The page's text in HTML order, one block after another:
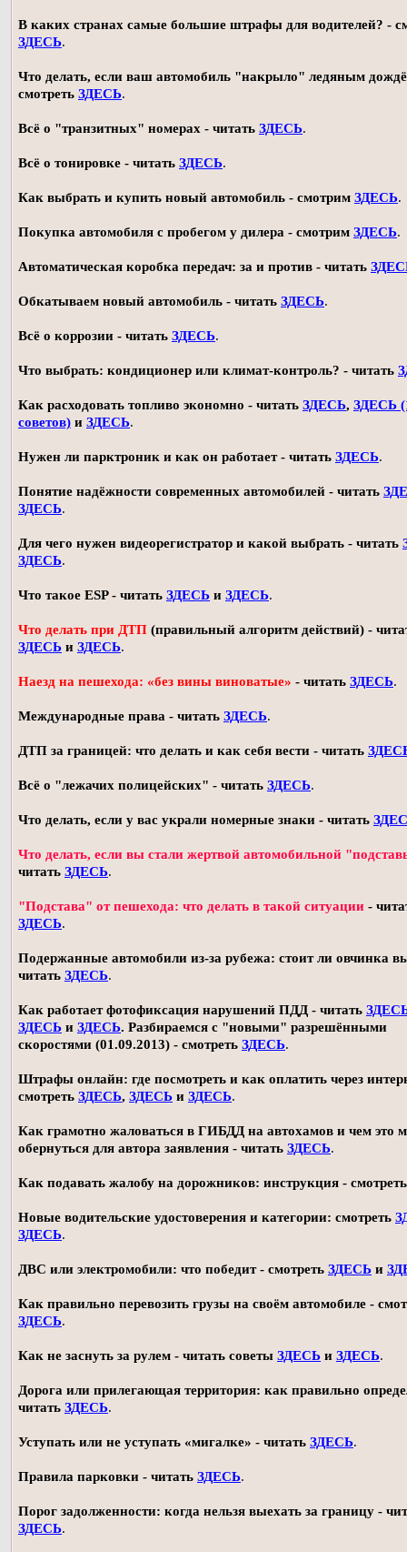
В каких странах самые большие штрафы для водителей? -
ЗДЕСЬ.
Что делать, если ваш автомобиль "накрыло" ледяным
смотреть ЗДЕСЬ.
Всё о "транзитных" номерах - читать ЗДЕСЬ.
Всё о тонировке - читать ЗДЕСЬ.
Как выбрать и купить новый автомобиль - смотрим ЗДЕСЬ.
Покупка автомобиля с пробегом у дилера - смотрим ЗДЕСЬ.
Автоматическая коробка передач: за и против - читать
Обкатываем новый автомобиль - читать ЗДЕСЬ.
Всё о коррозии - читать ЗДЕСЬ.
Что выбрать: кондиционер или климат-контроль? - читать
Как расходовать топливо экономно - читать ЗДЕСЬ, ЗДЕСЬ
советов) и ЗДЕСЬ.
Нужен ли парктроник и как он работает - читать ЗДЕСЬ.
Понятие надёжности современных автомобилей - читать
ЗДЕСЬ.
Для чего нужен видеорегистратор и какой выбрать - читать
ЗДЕСЬ.
Что такое ESP - читать ЗДЕСЬ и ЗДЕСЬ.
Что делать при ДТП (правильный алгоритм действий) -
ЗДЕСЬ и ЗДЕСЬ.
Наезд на пешехода: «без вины виноватые» - читать ЗДЕСЬ.
Международные права - читать ЗДЕСЬ.
ДТП за границей: что делать и как себя вести - читать
Всё о "лежачих полицейских" - читать ЗДЕСЬ.
Что делать, если у вас украли номерные знаки - читать
Что делать, если вы стали жертвой автомобильной
читать ЗДЕСЬ.
"Подстава" от пешехода: что делать в такой ситуации -
ЗДЕСЬ.
Подержанные автомобили из-за рубежа: стоит ли овчинка
читать ЗДЕСЬ.
Как работает фотофиксация нарушений ПДД - читать
ЗДЕСЬ и ЗДЕСЬ. Разбираемся с "новыми" разрешёнными
скоростями (01.09.2013) - смотреть ЗДЕСЬ.
Штрафы онлайн: где посмотреть и как оплатить через
смотреть ЗДЕСЬ, ЗДЕСЬ и ЗДЕСЬ.
Как грамотно жаловаться в ГИБДД на автохамов и чем это
обернуться для автора заявления - читать ЗДЕСЬ.
Как подавать жалобу на дорожников: инструкция -
Новые водительские удостоверения и категории: смотреть
ЗДЕСЬ.
ДВС или электромобили: что победит - смотреть ЗДЕСЬ и
Как правильно перевозить грузы на своём автомобиле -
ЗДЕСЬ.
Как не заснуть за рулем - читать советы ЗДЕСЬ и ЗДЕСЬ.
Дорога или прилегающая территория: как правильно
читать ЗДЕСЬ.
Уступать или не уступать «мигалке» - читать ЗДЕСЬ.
Правила парковки - читать ЗДЕСЬ.
Порог задолженности: когда нельзя выехать за границу -
ЗДЕСЬ.